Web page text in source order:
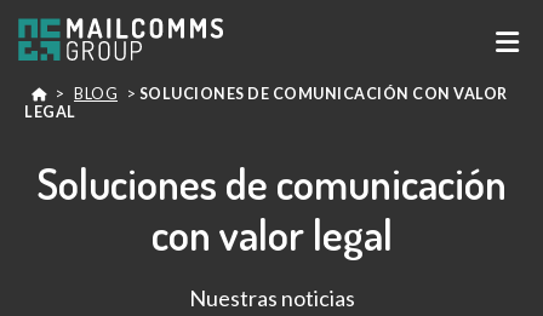
> BLOG > SOLUCIONES DE COMUNICACIÓN CON VALOR
LEGAL
Soluciones de comunicación
con valor legal
Nuestras noticias